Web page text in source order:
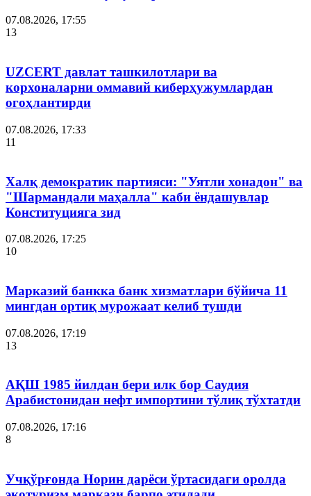
07.08.2026, 17:55
13
UZCERT давлат ташкилотлари ва
корхоналарни оммавий киберҳужумлардан
огоҳлантирди
07.08.2026, 17:33
11
Халқ демократик партияси: "Уятли хонадон" ва
"Шармандали маҳалла" каби ёндашувлар
Конституцияга зид
07.08.2026, 17:25
10
Марказий банкка банк хизматлари бўйича 11
мингдан ортиқ мурожаат келиб тушди
07.08.2026, 17:19
13
АҚШ 1985 йилдан бери илк бор Саудия
Арабистонидан нефт импортини тўлиқ тўхтатди
07.08.2026, 17:16
8
Учқўрғонда Норин дарёси ўртасидаги оролда